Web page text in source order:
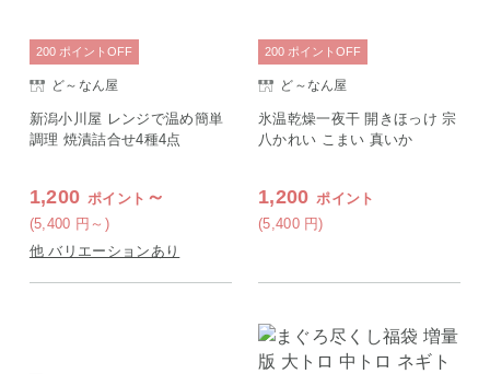
ど～なん屋
新潟小川屋 レンジで温め簡単
調理 焼漬詰合せ4種4点
1,200 ポイント ～
(5,400 円 ～)
200 ポイント OFF
他 バリエーションあり
ど～なん屋
氷温乾燥一夜干 開きほっけ 宗
八かれい こまい 真いか
1,200 ポイント
(5,400 円)
200 ポイント OFF